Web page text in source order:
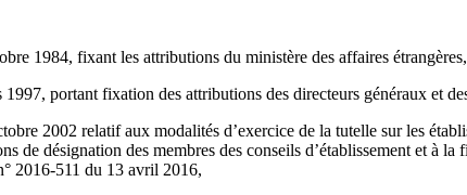
1984, fixant les attributions du ministère des affaires étrangères,
portant fixation des attributions des directeurs généraux et
2002 relatif aux modalités d’exercice de la tutelle sur les
de désignation des membres des conseils d’établissement et à
2016-511 du 13 avril 2016,